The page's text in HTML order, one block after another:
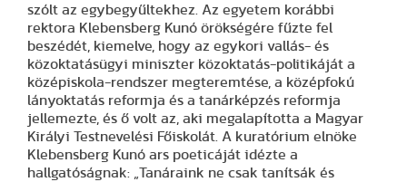
szólt az egybegyűltekhez. Az egyetem korábbi
rektora Klebensberg Kunó örökségére fűzte fel
beszédét, kiemelve, hogy az egykori vallás- és
közoktatásügyi miniszter közoktatás-politikáját a
középiskola-rendszer megteremtése, a középfokú
lányoktatás reformja és a tanárképzés reformja
jellemezte, és ő volt az, aki megalapította a Magyar
Királyi Testnevelési Főiskolát. A kuratórium elnöke
Klebensberg Kunó ars poeticáját idézte a
hallgatóságnak: „Tanáraink ne csak tanítsák és